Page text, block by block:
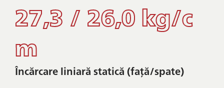
27,3 / 26,0 kg/c
m
Încărcare liniară statică (față/spate)